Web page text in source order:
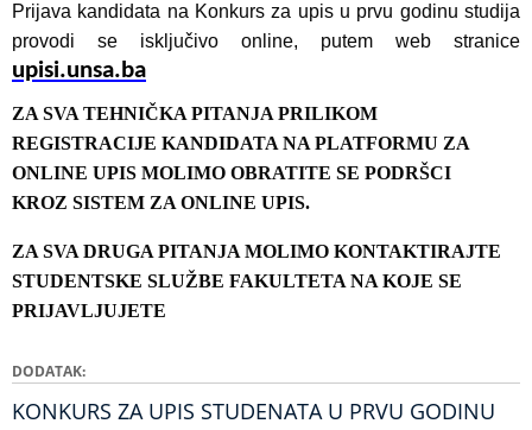
Prijava kandidata na Konkurs za upis u prvu godinu studija
provodi se isključivo online, putem web stranice
upisi.unsa.ba
ZA SVA TEHNIČKA PITANJA PRILIKOM
REGISTRACIJE KANDIDATA NA PLATFORMU ZA
ONLINE UPIS MOLIMO OBRATITE SE PODRŠCI
KROZ SISTEM ZA ONLINE UPIS.
ZA SVA DRUGA PITANJA MOLIMO KONTAKTIRAJTE
STUDENTSKE SLUŽBE FAKULTETA NA KOJE SE
PRIJAVLJUJETE
DODATAK
KONKURS ZA UPIS STUDENATA U PRVU GODINU